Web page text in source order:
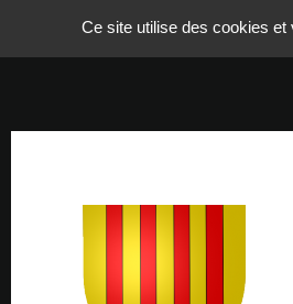
Ce site utilise des cookies